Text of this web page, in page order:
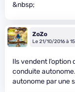
&nbsp;
ZoZo
Le 21/10/2016 à
Ils vendent l’option
conduite
autonome par une